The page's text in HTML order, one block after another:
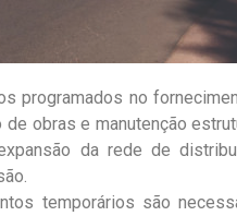
programados no
obras e manutenção
da rede de
temporários são